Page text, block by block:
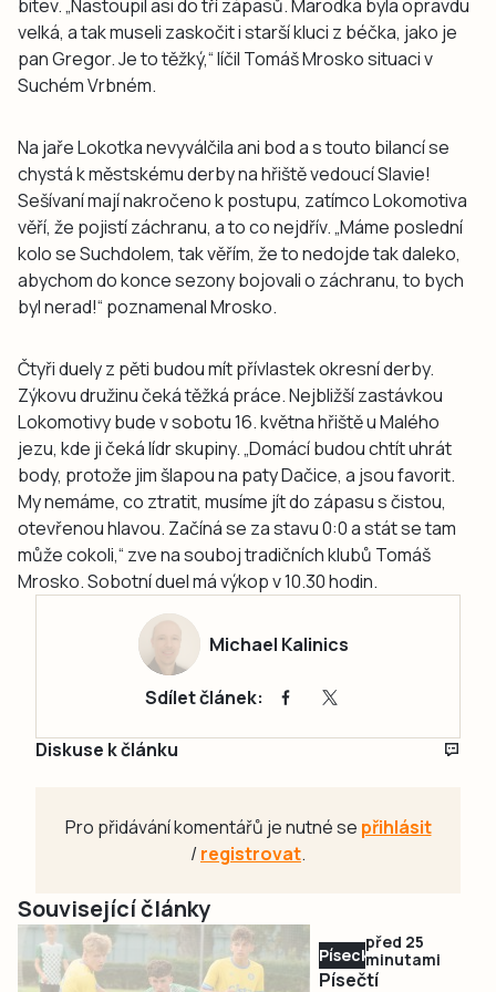
bitev. „Nastoupil asi do tří zápasů. Marodka byla opravdu
velká, a tak museli zaskočit i starší kluci z béčka, jako je
pan Gregor. Je to těžký,“ líčil Tomáš Mrosko situaci v
Suchém Vrbném.
Na jaře Lokotka nevyválčila ani bod a s touto bilancí se
chystá k městskému derby na hřiště vedoucí Slavie!
Sešívaní mají nakročeno k postupu, zatímco Lokomotiva
věří, že pojistí záchranu, a to co nejdřív. „Máme poslední
kolo se Suchdolem, tak věřím, že to nedojde tak daleko,
abychom do konce sezony bojovali o záchranu, to bych
byl nerad!“ poznamenal Mrosko.
Čtyři duely z pěti budou mít přívlastek okresní derby.
Zýkovu družinu čeká těžká práce. Nejbližší zastávkou
Lokomotivy bude v sobotu 16. května hřiště u Malého
jezu, kde ji čeká lídr skupiny. „Domácí budou chtít uhrát
body, protože jim šlapou na paty Dačice, a jsou favorit.
My nemáme, co ztratit, musíme jít do zápasu s čistou,
otevřenou hlavou. Začíná se za stavu 0:0 a stát se tam
může cokoli,“ zve na souboj tradičních klubů Tomáš
Mrosko. Sobotní duel má výkop v 10.30 hodin.
Michael Kalinics
Sdílet článek:
Diskuse k článku
Pro přidávání komentářů je nutné se přihlásit
/registrovat.
Související články
Písecko
před 25
minutami
Písečtí